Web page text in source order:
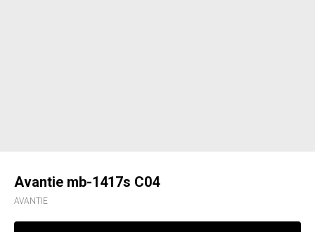
Avantie mb-1417s С04
AVANTIE